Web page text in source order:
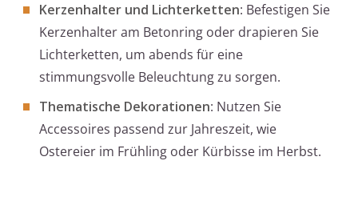
Kerzenhalter und Lichterketten: Befestigen Sie
Kerzenhalter am Betonring oder drapieren Sie
Lichterketten, um abends für eine
stimmungsvolle Beleuchtung zu sorgen.
Thematische Dekorationen: Nutzen Sie
Accessoires passend zur Jahreszeit, wie
Ostereier im Frühling oder Kürbisse im Herbst.